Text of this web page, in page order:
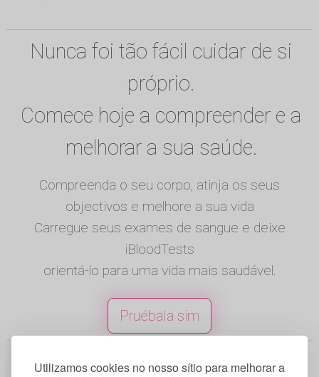
Utilizamos cookies no nosso sítio para melhorar a
Nunca foi tão fácil cuidar de si
próprio.
Comece hoje a compreender e a
melhorar a sua saúde.
Compreenda o seu corpo, atinja os seus
objectivos e melhore a sua vida
Carregue seus exames de sangue e deixe
iBloodTests
orientá-lo para uma vida mais saudável.
Pruébala sim
© 2025 iBloodTests. Todos os direitos